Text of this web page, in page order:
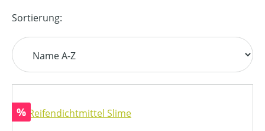
Sortierung:
Rabatt
%